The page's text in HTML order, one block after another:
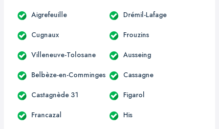
Aigrefeuille Drémil-Lafage
Cugnaux Frouzins
Villeneuve-Tolosane Ausseing
Belbèze-en-Comminges Cassagne
Castagnède 31 Figarol
Francazal His